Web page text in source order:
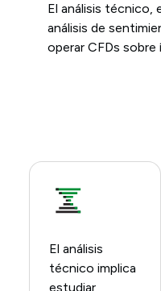
El análisis técnico,
análisis de
operar CFDs sobre
El análisis
técnico implica
estudiar